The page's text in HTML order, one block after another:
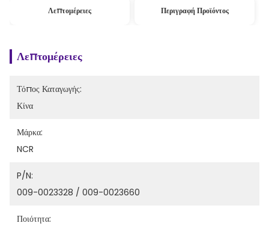
Λεπτομέρειες Περιγραφή Προϊόντος
Λεπτομέρειες
Τόπος Καταγωγής:
Κίνα
Μάρκα:
NCR
P/N:
009-0023328 / 009-0023660
Ποιότητα: